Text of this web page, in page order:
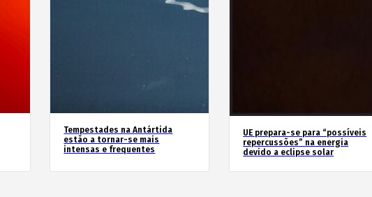
Tempestades na Antártida
estão a tornar-se mais
intensas e frequentes
UE prepara-se para “possíveis
repercussões” na energia
devido a eclipse solar